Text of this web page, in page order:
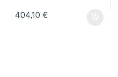
404,10€